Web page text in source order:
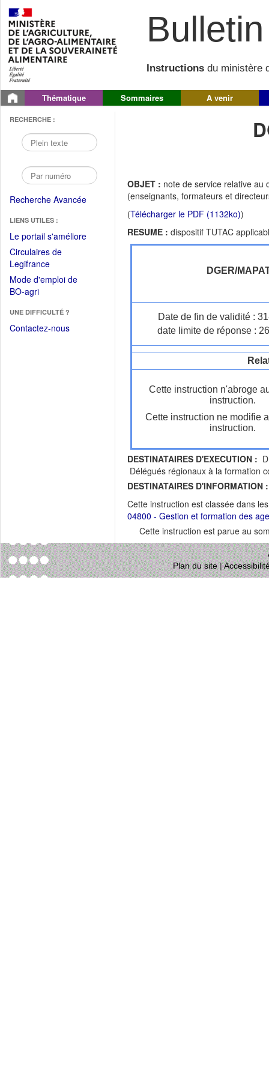
Instructions du ministère
Thématique Sommaires A venir
RECHERCHE :
Recherche Avancée
LIENS UTILES :
Le portail s'améliore(Fichier
Circulaires de
Legifrance(Ouvrir
dans
une
fenêtre)
Mode d'emploi de
BO-agri(Ouvrir
une
nouvelle
UNE DIFFICULTÉ ?
Contactez-nous
OBJET : note de service relative au
(enseignants, formateurs et
(Télécharger le PDF (1132ko))
RESUME : dispositif TUTAC
DGER/
Date de fin de validité :
date limite de réponse :
Cette instruction n'abroge
instruction.
Cette instruction ne modifie
instruction.
DESTINATAIRES D'EXECUTION :
Délégués régionaux à la formation
DESTINATAIRES D'INFORMATION :
Cette instruction est classée dans
04800 - Gestion et formation des
Cette instruction est parue au
Plan du site|